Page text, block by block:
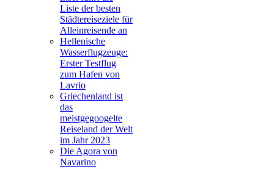
Liste der besten
Städtereiseziele für
Alleinreisende an
Hellenische
Wasserflugzeuge:
Erster Testflug
zum Hafen von
Lavrio
Griechenland ist
das
meistgegoogelte
Reiseland der Welt
im Jahr 2023
Die Agora von
Navarino